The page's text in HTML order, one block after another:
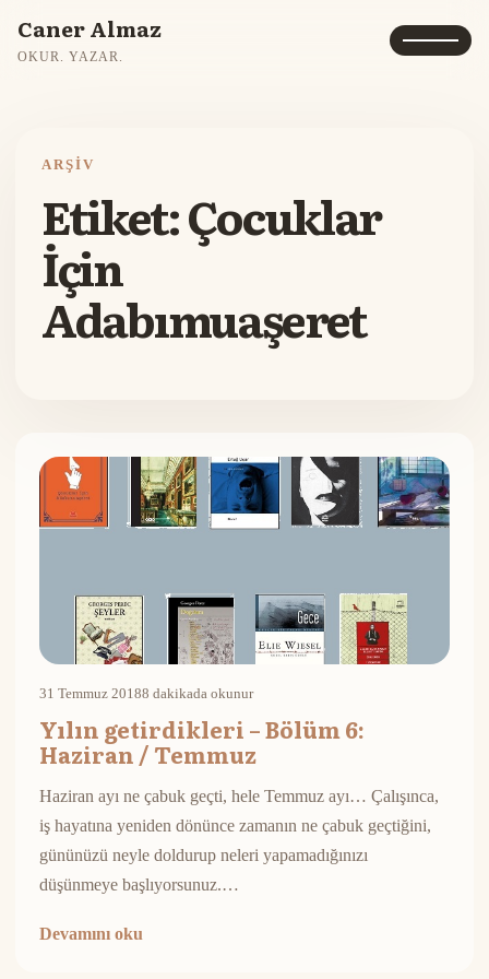
Caner Almaz
OKUR. YAZAR.
ARŞIV
Etiket:Çocuklar
İçin
Adabımuaşeret
31 Temmuz 20188 dakikada okunur
Yılın getirdikleri – Bölüm 6:
Haziran / Temmuz
Haziran ayı ne çabuk geçti, hele Temmuz ayı… Çalışınca,
iş hayatına yeniden dönünce zamanın ne çabuk geçtiğini,
gününüzü neyle doldurup neleri yapamadığınızı
düşünmeye başlıyorsunuz.…
Devamını oku